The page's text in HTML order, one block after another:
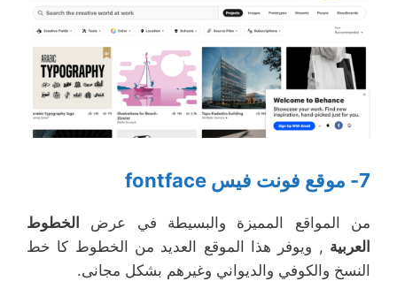
7- موقع فونت فيس fontface
من المواقع المميزة والبسيطة في عرض
الخطوط
العربية , ويوفر هذا الموقع العديد من الخطوط كا خط
النسخ والكوفي والديواني وغيرهم بشكل مجانى.